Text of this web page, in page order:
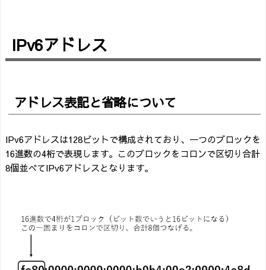
IPv6アドレス
アドレス表記と省略について
IPv6アドレスは128ビットで構成されており、一つのブロックを
16進数の4桁で表現します。このブロックをコロンで区切り合計
8個並べてIPv6アドレスとなります。